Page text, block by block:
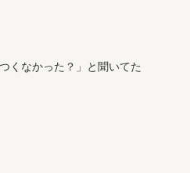
くなかった？」と聞いてた